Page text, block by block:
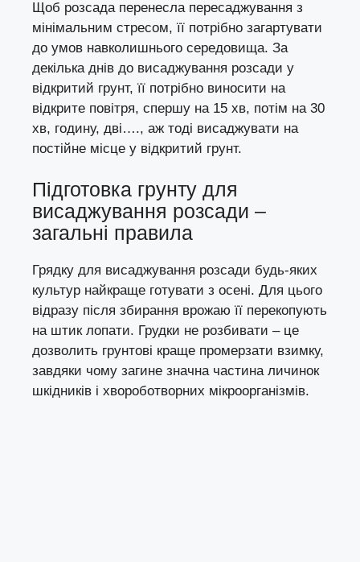
Щоб розсада перенесла пересаджування з
мінімальним стресом, її потрібно загартувати
до умов навколишнього середовища. За
декілька днів до висаджування розсади у
відкритий грунт, її потрібно виносити на
відкрите повітря, спершу на 15 хв, потім на 30
хв, годину, дві…., аж тоді висаджувати на
постійне місце у відкритий грунт.
Підготовка грунту для
висаджування розсади –
загальні правила
Грядку для висаджування розсади будь-яких
культур найкраще готувати з осені. Для цього
відразу після збирання врожаю її перекопують
на штик лопати. Грудки не розбивати – це
дозволить грунтові краще промерзати взимку,
завдяки чому загине значна частина личинок
шкідників і хвороботворних мікроорганізмів.